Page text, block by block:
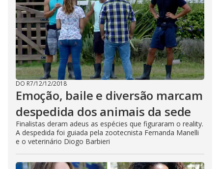
DO R7/12/12/2018
Emoção, baile e diversão marcam
despedida dos animais da sede
Finalistas deram adeus as espécies que figuraram o reality.
A despedida foi guiada pela zootecnista Fernanda Manelli
e o veterinário Diogo Barbieri